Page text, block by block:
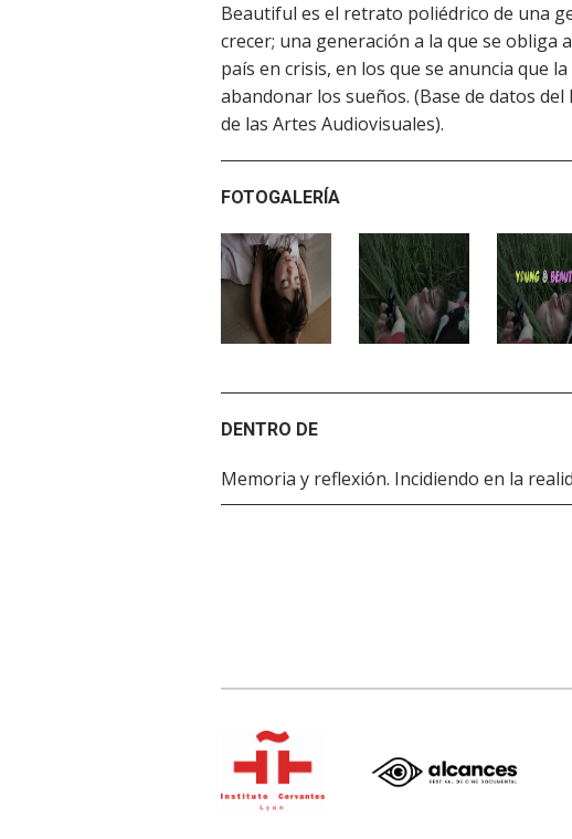
Beautiful es el retrato poliédrico de una
crecer; una generación a la que se obliga
país en crisis, en los que se anuncia que
abandonar los sueños. (Base de datos
de las Artes Audiovisuales).
FOTOGALERÍA
DENTRO DE
Memoria y reflexión. Incidiendo en la